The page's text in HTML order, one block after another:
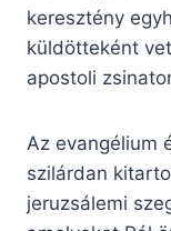
keresztény
küldötteként
apostoli
Az evangélium
szilárdan
jeruzsálemi